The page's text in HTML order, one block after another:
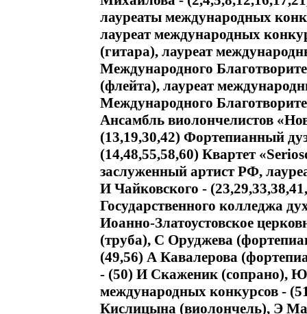
лауреаты международных
лауреат международных
(гитара), лауреат
Международного
(флейта), лауреат
Международного
Ансамбль виолончелистов
(13,19,30,42) Фортепианный
(14,48,55,58,60) Квартет
заслуженный артист РФ,
И Чайковского -
Государственного колледжа
Иоанно-Златоустовское
(труба), С Оруджева
(49,56) А Кавалерова
- (50) И Скаженик (сопрано),
международных конкурсов -
Кислицына (виолончель), Э